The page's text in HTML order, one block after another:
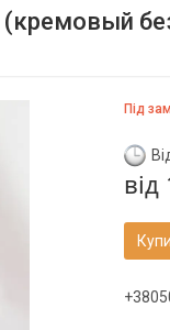
(кремовый
Під
від